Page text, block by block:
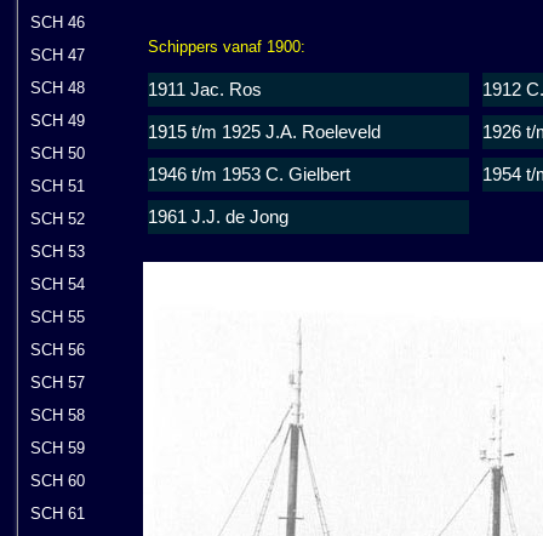
SCH 46
SCH 47
SCH 48
SCH 49
SCH 50
SCH 51
SCH 52
SCH 53
SCH 54
SCH 55
SCH 56
SCH 57
SCH 58
SCH 59
SCH 60
SCH 61
Schippers vanaf 1900:
1911 Jac. Ros 1912
1915 t/m 1925 J.A. Roeleveld 1926 t/
1946 t/m 1953 C. Gielbert 1954 t/
1961 J.J. de Jong